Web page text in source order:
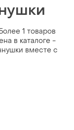
1 товаров
в каталоге -
вместе с